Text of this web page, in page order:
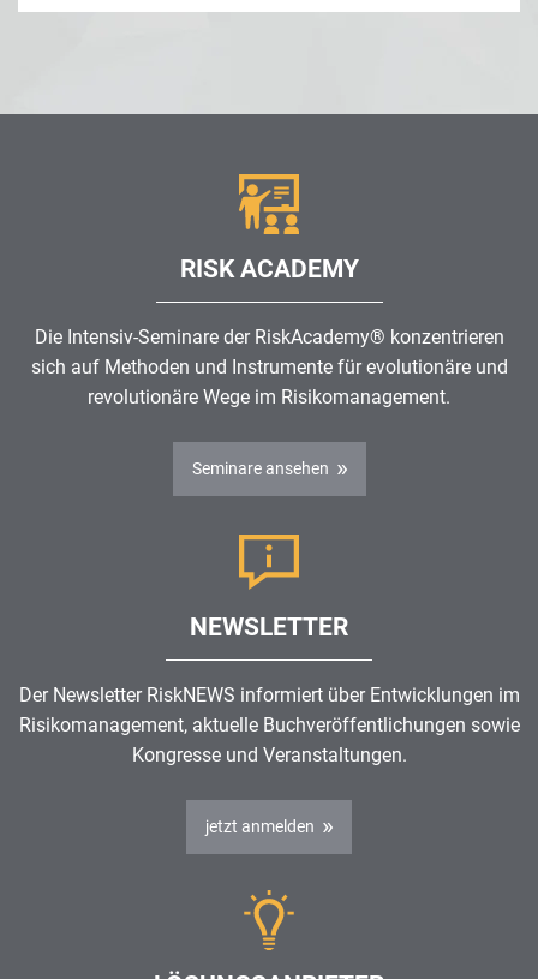
RISK ACADEMY
Die Intensiv-Seminare der RiskAcademy® konzentrieren
sich auf Methoden und Instrumente für evolutionäre und
revolutionäre Wege im Risikomanagement.
Seminare ansehen
NEWSLETTER
Der Newsletter RiskNEWS informiert über Entwicklungen im
Risikomanagement, aktuelle Buchveröffentlichungen sowie
Kongresse und Veranstaltungen.
jetzt anmelden